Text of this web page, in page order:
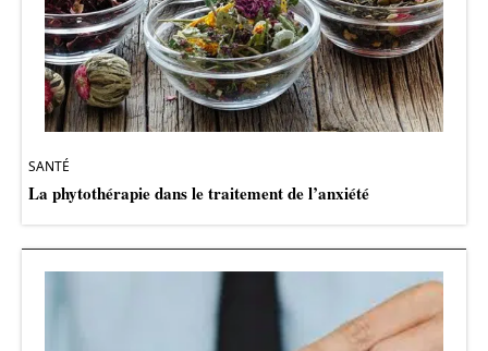
SANTÉ
La phytothérapie dans le traitement de l’anxiété